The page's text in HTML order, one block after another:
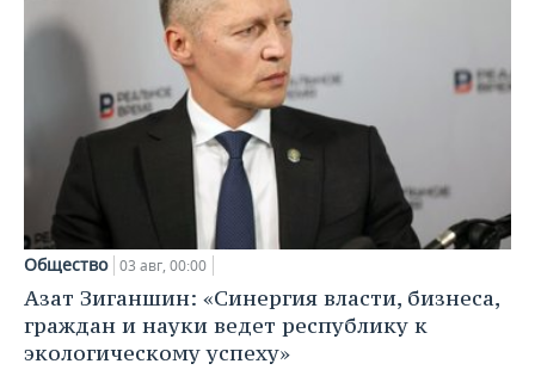
Общество 03 авг, 00:00
Азат Зиганшин: «Синергия власти, бизнеса,
граждан и науки ведет республику к
экологическому успеху»